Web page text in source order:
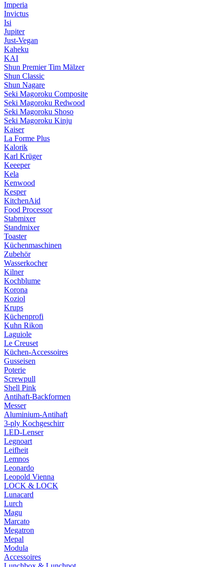
Imperia
Invictus
Isi
Jupiter
Just-Vegan
Kaheku
KAI
Shun Premier Tim Mälzer
Shun Classic
Shun Nagare
Seki Magoroku Composite
Seki Magoroku Redwood
Seki Magoroku Shoso
Seki Magoroku Kinju
Kaiser
La Forme Plus
Kalorik
Karl Krüger
Keeeper
Kela
Kenwood
Kesper
KitchenAid
Food Processor
Stabmixer
Standmixer
Toaster
Küchenmaschinen
Zubehör
Wasserkocher
Kilner
Kochblume
Korona
Koziol
Krups
Küchenprofi
Kuhn Rikon
Laguiole
Le Creuset
Küchen-Accessoires
Gusseisen
Poterie
Screwpull
Shell Pink
Antihaft-Backformen
Messer
Aluminium-Antihaft
3-ply Kochgeschirr
LED-Lenser
Legnoart
Leifheit
Lemnos
Leonardo
Leopold Vienna
LOCK & LOCK
Lunacard
Lurch
Magu
Marcato
Megatron
Mepal
Modula
Accessoires